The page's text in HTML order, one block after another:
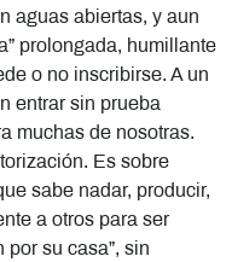
aguas abiertas, y aun
prolongada, humillante
o no inscribirse. A un
entrar sin prueba
muchas de nosotras.
Es sobre
sabe nadar, producir,
a otros para ser
por su casa”, sin